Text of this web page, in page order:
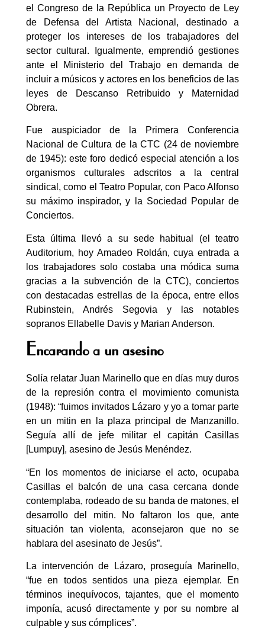
el Congreso de la República un Proyecto de Ley
de Defensa del Artista Nacional, destinado a
proteger los intereses de los trabajadores del
sector cultural. Igualmente, emprendió gestiones
ante el Ministerio del Trabajo en demanda de
incluir a músicos y actores en los beneficios de las
leyes de Descanso Retribuido y Maternidad
Obrera.
Fue auspiciador de la Primera Conferencia
Nacional de Cultura de la CTC (24 de noviembre
de 1945): este foro dedicó especial atención a los
organismos culturales adscritos a la central
sindical, como el Teatro Popular, con Paco Alfonso
su máximo inspirador, y la Sociedad Popular de
Conciertos.
Esta última llevó a su sede habitual (el teatro
Auditorium, hoy Amadeo Roldán, cuya entrada a
los trabajadores solo costaba una módica suma
gracias a la subvención de la CTC), conciertos
con destacadas estrellas de la época, entre ellos
Rubinstein, Andrés Segovia y las notables
sopranos Ellabelle Davis y Marian Anderson.
Encarando a un asesino
Solía relatar Juan Marinello que en días muy duros
de la represión contra el movimiento comunista
(1948): “fuimos invitados Lázaro y yo a tomar parte
en un mitin en la plaza principal de Manzanillo.
Seguía allí de jefe militar el capitán Casillas
[Lumpuy], asesino de Jesús Menéndez.
“En los momentos de iniciarse el acto, ocupaba
Casillas el balcón de una casa cercana donde
contemplaba, rodeado de su banda de matones, el
desarrollo del mitin. No faltaron los que, ante
situación tan violenta, aconsejaron que no se
hablara del asesinato de Jesús”.
La intervención de Lázaro, proseguía Marinello,
“fue en todos sentidos una pieza ejemplar. En
términos inequívocos, tajantes, que el momento
imponía, acusó directamente y por su nombre al
culpable y sus cómplices”.